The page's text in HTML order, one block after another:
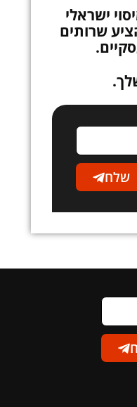
ישראלי
שרותים
שלח